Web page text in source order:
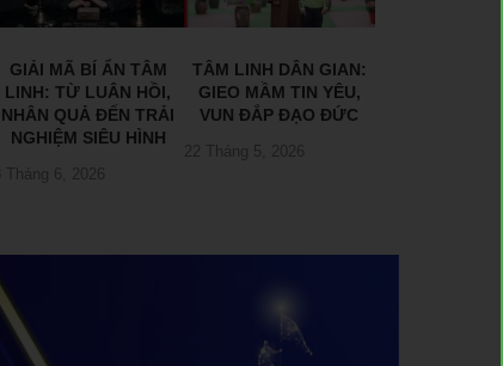
GIẢI MÃ BÍ ẨN TÂM
LINH: TỪ LUÂN HỒI,
NHÂN QUẢ ĐẾN TRẢI
NGHIỆM SIÊU HÌNH
8 Tháng 6, 2026
TÂM LINH DÂN GIAN:
GIEO MẦM TIN YÊU,
VUN ĐẮP ĐẠO ĐỨC
22 Tháng 5, 2026